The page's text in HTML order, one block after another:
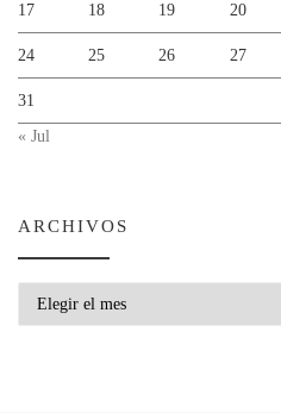
17 18 19 20
24 25 26 27
31
« Jul
ARCHIVOS